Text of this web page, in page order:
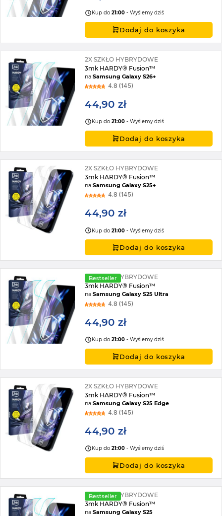
Kup do21:00 - Wyślemy dziś
Dodaj do koszyka
2X SZKŁO HYBRYDOWE
3mk HARDY® Fusion™
naSamsung Galaxy S26+
4.8 (145)
44,90 zł
Kup do21:00 - Wyślemy dziś
Dodaj do koszyka
2X SZKŁO HYBRYDOWE
3mk HARDY® Fusion™
naSamsung Galaxy S25+
4.8 (145)
44,90 zł
Kup do21:00 - Wyślemy dziś
Dodaj do koszyka
Bestseller
2X SZKŁO HYBRYDOWE
3mk HARDY® Fusion™
naSamsung Galaxy S25 Ultra
4.8 (145)
44,90 zł
Kup do21:00 - Wyślemy dziś
Dodaj do koszyka
2X SZKŁO HYBRYDOWE
3mk HARDY® Fusion™
naSamsung Galaxy S25 Edge
4.8 (145)
44,90 zł
Kup do21:00 - Wyślemy dziś
Dodaj do koszyka
Bestseller
2X SZKŁO HYBRYDOWE
3mk HARDY® Fusion™
naSamsung Galaxy S25